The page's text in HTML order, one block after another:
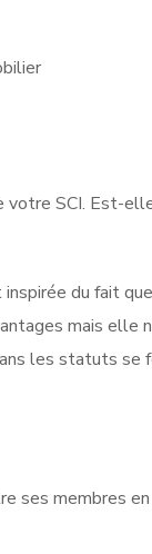
SCI. Est-
du fait
mais elle
les statuts
ses membres